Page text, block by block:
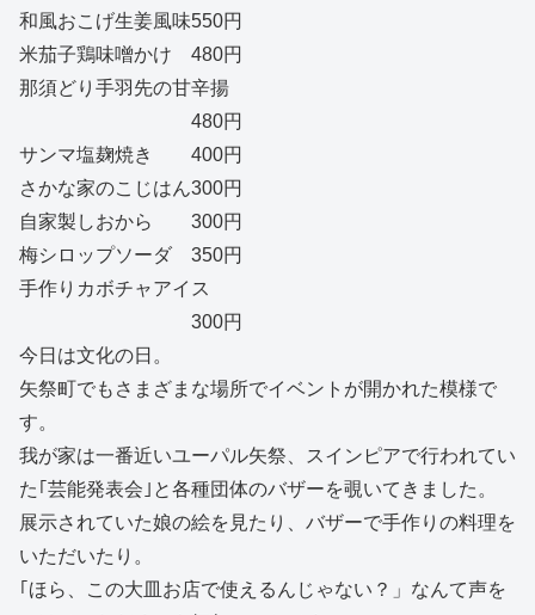
和風おこげ生姜風味550円
米茄子鶏味噌かけ 480円
那須どり手羽先の甘辛揚
480円
サンマ塩麹焼き 400円
さかな家のこじはん300円
自家製しおから 300円
梅シロップソーダ 350円
手作りカボチャアイス
300円
今日は文化の日。
矢祭町でもさまざまな場所でイベントが開かれた模様で
す。
我が家は一番近いユーパル矢祭、スインピアで行われてい
た｢芸能発表会｣と各種団体のバザーを覗いてきました。
展示されていた娘の絵を見たり、バザーで手作りの料理を
いただいたり。
｢ほら、この大皿お店で使えるんじゃない？」なんて声を